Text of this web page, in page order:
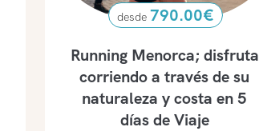
Running Menorca; disfruta
corriendo a través de su
naturaleza y costa en 5
días de Viaje
790.00€